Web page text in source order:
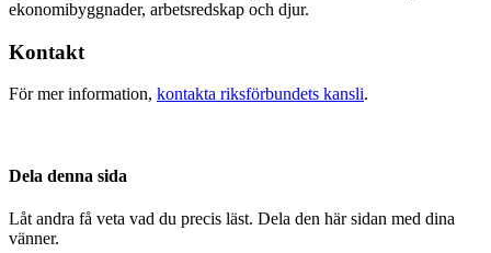
ekonomibyggnader, arbetsredskap och djur.
Kontakt
För mer information, kontakta riksförbundets kansli.
Dela denna sida
Låt andra få veta vad du precis läst. Dela den här sidan med dina
vänner.